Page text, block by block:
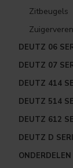
Zitbeugels
Zuigerveren
DEUTZ 06
DEUTZ 07
DEUTZ 414
DEUTZ 514
DEUTZ 612
DEUTZ D